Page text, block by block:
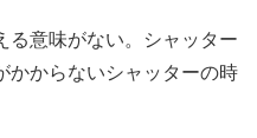
る意味がない。シャッター
かからないシャッターの時